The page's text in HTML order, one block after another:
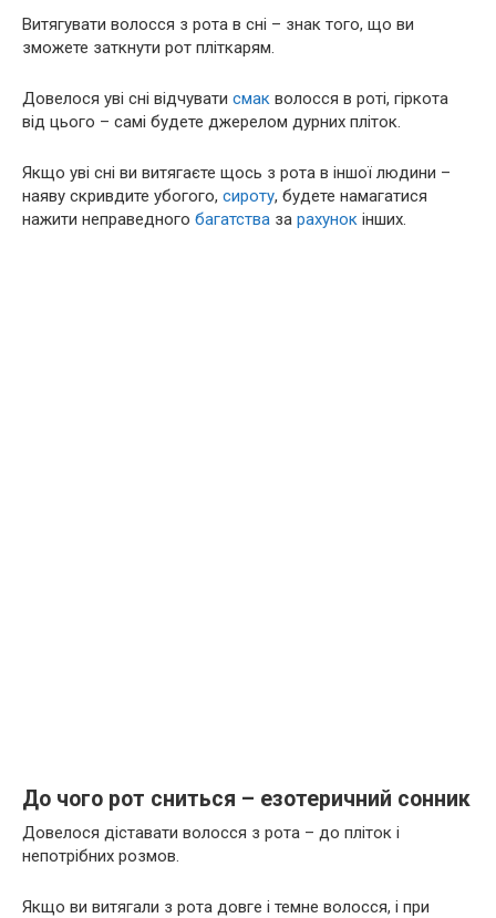
Витягувати волосся з рота в сні – знак того, що ви
зможете заткнути рот пліткарям.
Довелося уві сні відчувати смак волосся в роті, гіркота
від цього – самі будете джерелом дурних пліток.
Якщо уві сні ви витягаєте щось з рота в іншої людини –
наяву скривдите убогого, сироту, будете намагатися
нажити неправедного багатства за рахунок інших.
До чого рот сниться – езотеричний сонник
Довелося діставати волосся з рота – до пліток і
непотрібних розмов.
Якщо ви витягали з рота довге і темне волосся, і при